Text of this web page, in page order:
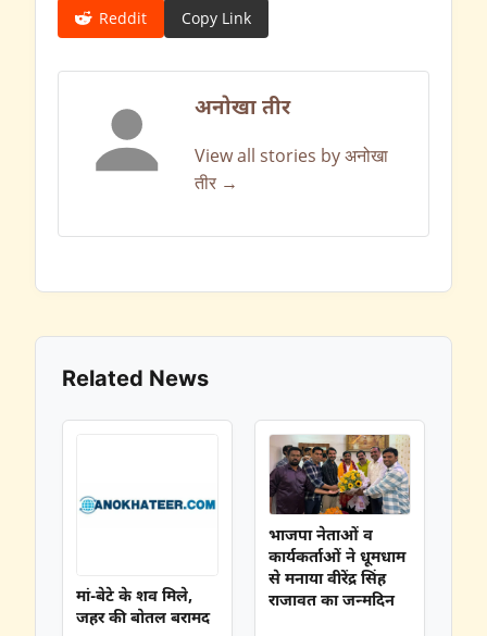
Reddit
Copy Link
अनोखा तीर
View all stories by अनोखा
तीर →
Related News
मां-बेटे के शव मिले,
जहर की बोतल बरामद
भाजपा नेताओं व
कार्यकर्ताओं ने धूमधाम
से मनाया वीरेंद्र सिंह
राजावत का जन्मदिन